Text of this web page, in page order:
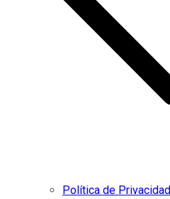
Política de Privacidad